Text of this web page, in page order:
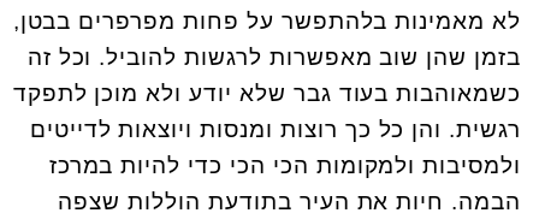
לא מאמינות בלהתפשר על פחות מפרפרים בבטן,
בזמן שהן שוב מאפשרות לרגשות להוביל. וכל זה
כשמאוהבות בעוד גבר שלא יודע ולא מוכן לתפקד
רגשית. והן כל כך רוצות ומנסות ויוצאות לדייטים
ולמסיבות ולמקומות הכי הכי כדי להיות במרכז
הבמה. חיות את העיר בתודעת הוללות שצפה